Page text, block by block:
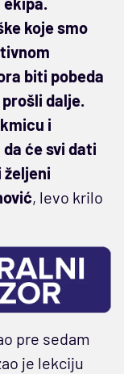
koje smo
biti pobeda
dalje.
i
će svi dati
željeni
, levo krilo
pre sedam
je lekciju